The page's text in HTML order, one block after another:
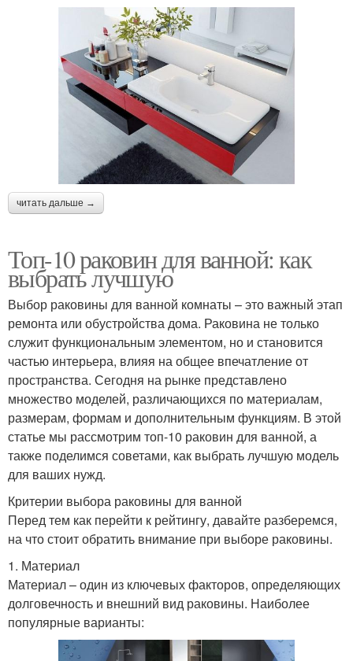
читать дальше →
Топ-10 раковин для ванной: как
выбрать лучшую
Выбор раковины для ванной комнаты – это важный этап
ремонта или обустройства дома. Раковина не только
служит функциональным элементом, но и становится
частью интерьера, влияя на общее впечатление от
пространства. Сегодня на рынке представлено
множество моделей, различающихся по материалам,
размерам, формам и дополнительным функциям. В этой
статье мы рассмотрим топ-10 раковин для ванной, а
также поделимся советами, как выбрать лучшую модель
для ваших нужд.
Критерии выбора раковины для ванной
Перед тем как перейти к рейтингу, давайте разберемся,
на что стоит обратить внимание при выборе раковины.
1. Материал
Материал – один из ключевых факторов, определяющих
долговечность и внешний вид раковины. Наиболее
популярные варианты: